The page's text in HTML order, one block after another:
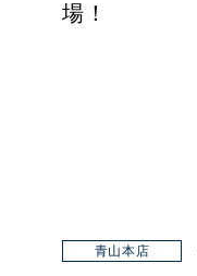
場！
青山本店